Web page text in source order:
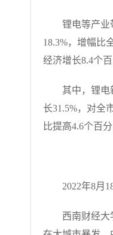
锂电等产业带
18.3%，增幅比
经济增长8.4个百
其中，锂电新
长31.5%，对全
比提高4.6个百分
2022年8月18
西南财经大学